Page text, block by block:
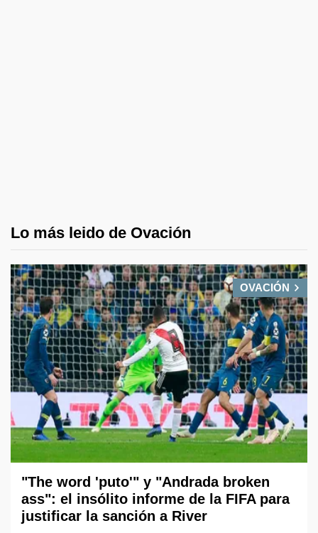
Lo más leido de Ovación
OVACIÓN
"The word 'puto'" y "Andrada broken
ass": el insólito informe de la FIFA para
justificar la sanción a River